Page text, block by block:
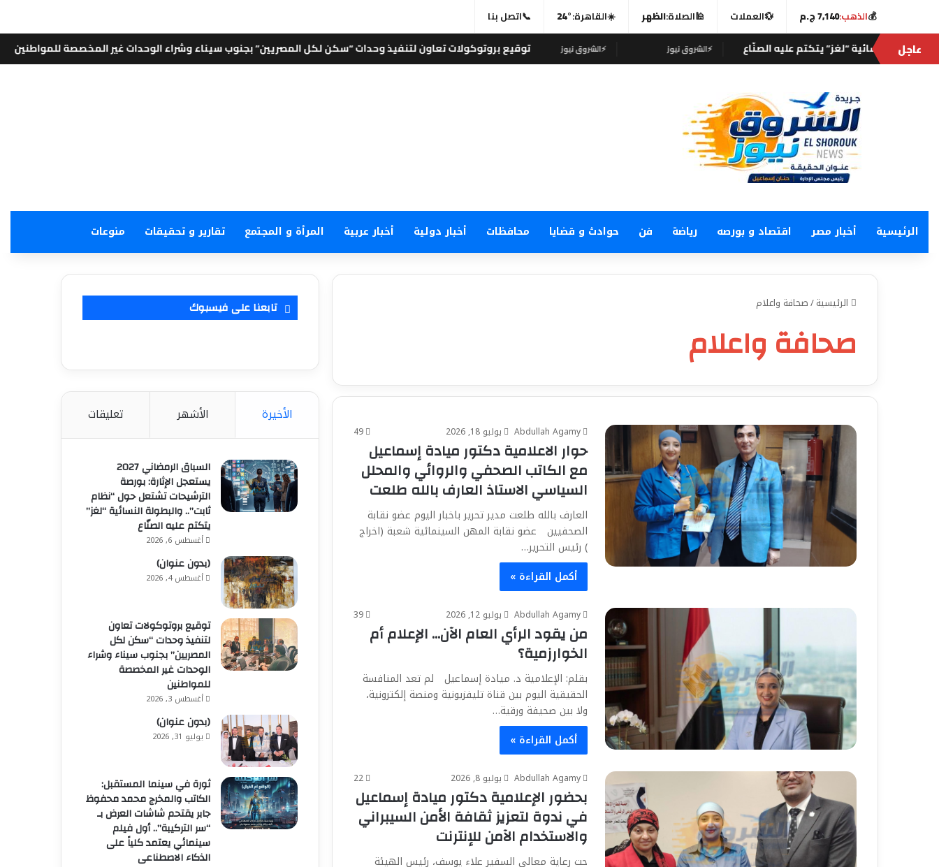
💰الذهب:7,140 ج.م 💱العملات 🕌الصلاة:الظهر ☀️القاهرة:24°
📞اتصل بنا
عاجل ⚡الشروق نيوز ⚡الشروق نيوز توقيع بروتوكولات تعاون لتنفيذ وحدات “سكن لكل المصريين” بجنوب سيناء وشراء الوحدات غير المخصصة للمواطنين ⚡الشروق نيوز
الرئيسية أخبار مصر اقتصاد و بورصه رياضة فن حوادث و قضايا محافظات أخبار دولية أخبار عربية المرأة و المجتمع تقارير و تحقيقات منوعات
الرئيسية/صحافة واعلام
صحافة واعلام
Abdullah Agamy يوليو 18, 2026 49
حوار الاعلامية دكتور ميادة إسماعيل
مع الكاتب الصحفي والروائي والمحلل
السياسي الاستاذ العارف بالله طلعت
العارف بالله طلعت مدير تحرير باخبار اليوم عضو نقابة
الصحفيين عضو نقابة المهن السينمائية شعبة (اخراج
) رئيس التحرير…
أكمل القراءة »
Abdullah Agamy يوليو 12, 2026 39
من يقود الرأي العام الآن… الإعلام أم
الخوارزمية؟
بقلم: الإعلامية د. ميادة إسماعيل لم تعد المنافسة
الحقيقية اليوم بين قناة تليفزيونية ومنصة إلكترونية،
ولا بين صحيفة ورقية…
أكمل القراءة »
Abdullah Agamy يوليو 8, 2026 22
بحضور الإعلامية دكتور ميادة إسماعيل
في ندوة لتعزيز ثقافة الأمن السيبراني
والاستخدام الآمن للإنترنت
حت رعاية معالي السفير علاء يوسف، رئيس الهيئة
تابعنا على فيسبوك
الأخيرة الأشهر تعليقات
السباق الرمضاني 2027
يستعجل الإثارة: بورصة
الترشيحات تشتعل حول “نظام
ثابت”.. والبطولة النسائية “لغز”
يتكتم عليه الصنّاع
أغسطس 6, 2026
(بدون عنوان)
أغسطس 4, 2026
توقيع بروتوكولات تعاون
لتنفيذ وحدات “سكن لكل
المصريين” بجنوب سيناء وشراء
الوحدات غير المخصصة
للمواطنين
أغسطس 3, 2026
(بدون عنوان)
يوليو 31, 2026
ثورة في سينما المستقبل:
الكاتب والمخرج محمد محفوظ
جابر يقتحم شاشات العرض بـ
“سر التركيبة”.. أول فيلم
سينمائي يعتمد كلياً على
الذكاء الاصطناعى